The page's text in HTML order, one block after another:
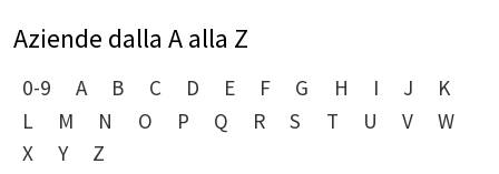
Aziende dalla A alla Z
0-9 A B C D E F G H I J
K
L
M N O P Q R S T U V
W
X
Y Z